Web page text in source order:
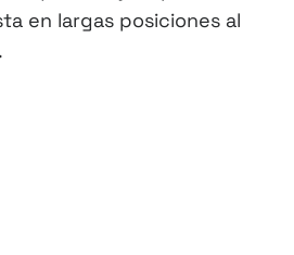
en largas posiciones al